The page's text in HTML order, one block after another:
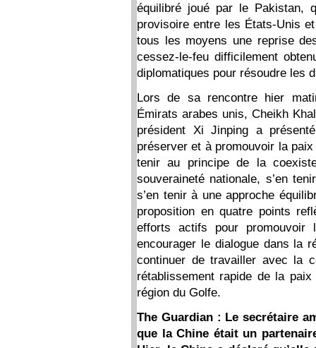
équilibré joué par le Pakistan,
provisoire entre les États-Unis
tous les moyens une reprise
cessez-le-feu difficilement
diplomatiques pour résoudre les
Lors de sa rencontre hier
Émirats arabes unis, Cheikh
président Xi Jinping a
préserver et à promouvoir la
tenir au principe de la
souveraineté nationale, s’en
s’en tenir à une approche
proposition en quatre points
efforts actifs pour
encourager le dialogue dans la
continuer de travailler avec la
rétablissement rapide de la
région du Golfe.
The Guardian : Le secrétaire
que la Chine était un